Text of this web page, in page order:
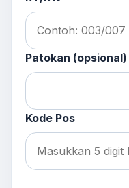
Patokan (opsional)
Kode Pos